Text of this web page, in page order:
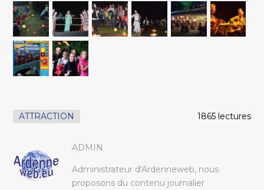
ATTRACTION 1865 lectures
ADMIN
Administrateur d'Ardenneweb, nous
proposons du contenu journalier